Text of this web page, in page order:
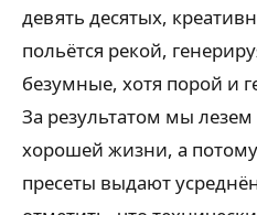
девять десятых,
польётся рекой,
безумные, хотя порой и
За результатом мы
хорошей жизни, а
пресеты выдают